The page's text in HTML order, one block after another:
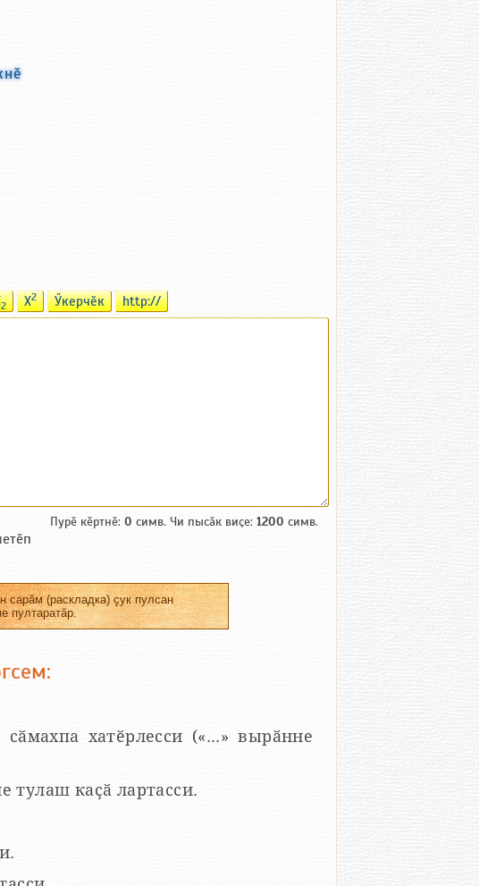
2 X2 Ӳкерчӗк http://
Пурӗ кӗртнӗ: 0 симв. Чи пысӑк виҫе: 1200 симв.
(раскладка) ҫук пулсан
пултаратӑр.
сӑмахпа хатӗрлесси («...» вырӑнне
тулаш каҫӑ лартасси.